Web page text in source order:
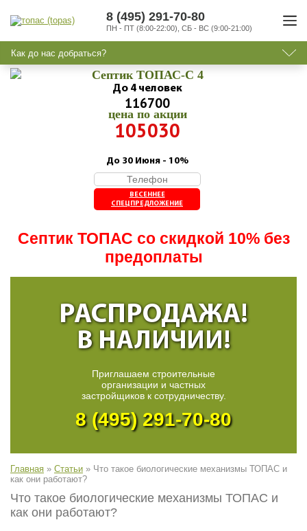
Септик ТОПАС-C 4
До 4 человек
116700
цена по акции
105030
До 30 Июня - 10%
ВЕСЕННЕЕ
СПЕЦПРЕДЛОЖЕНИЕ
Септик ТОПАС со скидкой 10% без
предоплаты
РАСПРОДАЖА!
В НАЛИЧИИ!
Приглашаем строительные
организации и частных
застройщиков к сотрудничеству.
8 (495) 291-70-80
8 (495) 291-70-80
ПН - ПТ (8:00-22:00), СБ - ВС (9:00-21:00)
Как до нас добраться?
Главная » Статьи » Что такое биологические механизмы ТОПАС и
как они работают?
Что такое биологические механизмы ТОПАС и
как они работают?